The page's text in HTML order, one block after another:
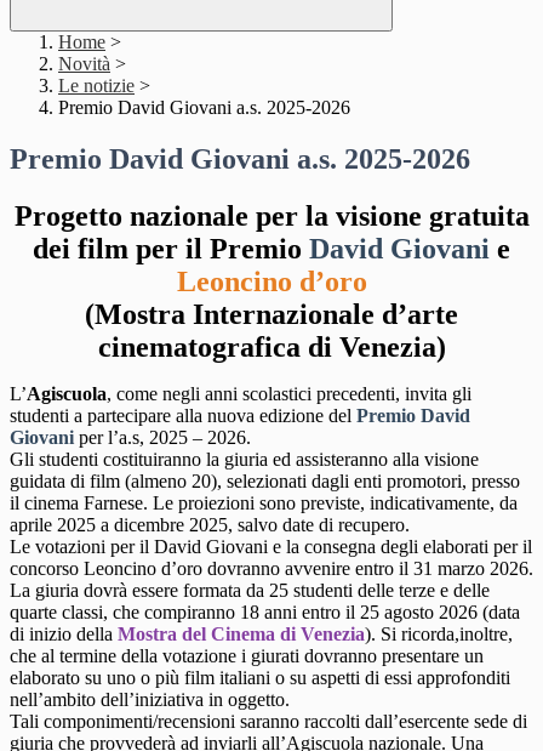
Home >
Novità >
Le notizie >
Premio David Giovani a.s. 2025-2026
Premio David Giovani a.s. 2025-2026
Progetto nazionale per la visione gratuita
dei film per il Premio David Giovani e
Leoncino d’oro
(Mostra Internazionale d’arte
cinematografica di Venezia)
L’Agiscuola, come negli anni scolastici precedenti, invita gli
studenti a partecipare alla nuova edizione del Premio David
Giovani per l’a.s, 2025 – 2026.
Gli studenti costituiranno la giuria ed assisteranno alla visione
guidata di film (almeno 20), selezionati dagli enti promotori, presso
il cinema Farnese. Le proiezioni sono previste, indicativamente, da
aprile 2025 a dicembre 2025, salvo date di recupero.
Le votazioni per il David Giovani e la consegna degli elaborati per il
concorso Leoncino d’oro dovranno avvenire entro il 31 marzo 2026.
La giuria dovrà essere formata da 25 studenti delle terze e delle
quarte classi, che compiranno 18 anni entro il 25 agosto 2026 (data
di inizio della Mostra del Cinema di Venezia). Si ricorda,inoltre,
che al termine della votazione i giurati dovranno presentare un
elaborato su uno o più film italiani o su aspetti di essi approfonditi
nell’ambito dell’iniziativa in oggetto.
Tali componimenti/recensioni saranno raccolti dall’esercente sede di
giuria che provvederà ad inviarli all’Agiscuola nazionale. Una